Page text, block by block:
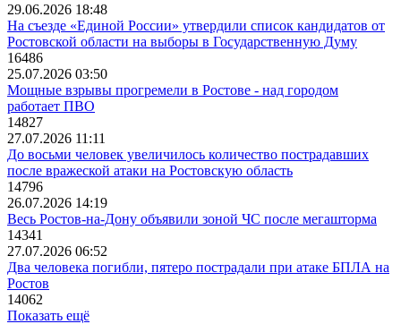
29.06.2026 18:48
На съезде «Единой России» утвердили список кандидатов от
Ростовской области на выборы в Государственную Думу
16486
25.07.2026 03:50
Мощные взрывы прогремели в Ростове - над городом
работает ПВО
14827
27.07.2026 11:11
До восьми человек увеличилось количество пострадавших
после вражеской атаки на Ростовскую область
14796
26.07.2026 14:19
Весь Ростов-на-Дону объявили зоной ЧС после мегашторма
14341
27.07.2026 06:52
Два человека погибли, пятеро пострадали при атаке БПЛА на
Ростов
14062
Показать ещё